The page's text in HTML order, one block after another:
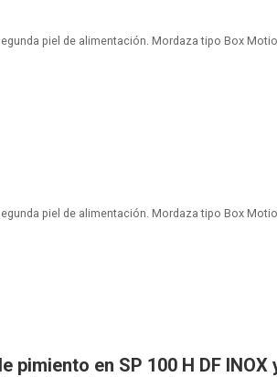
piel de alimentación. Mordaza tipo Box
piel de alimentación. Mordaza tipo Box
pimiento en SP 100 H DF INOX